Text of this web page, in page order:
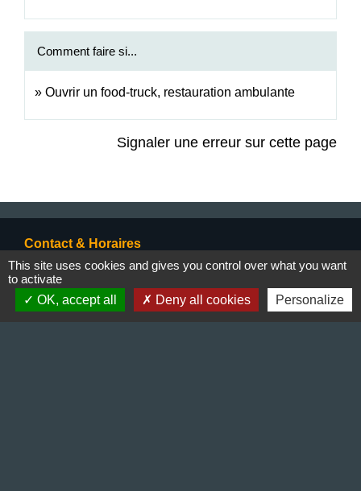
Comment faire si...
Ouvrir un food-truck, restauration ambulante
Signaler une erreur sur cette page
Contact & Horaires
Commune de Gillonnay
Place de la Mairie
38260 Gillonnay - FRANCE
This site uses cookies and gives you control over what you want
to activate
OK, accept all
Deny all cookies Personalize